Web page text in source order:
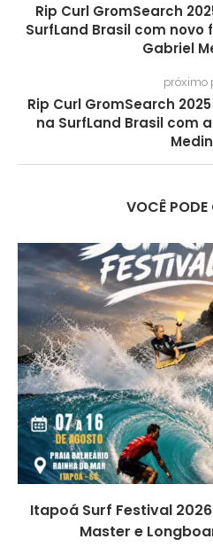
Rip Curl GromSearch
SurfLand Brasil com
Gabriel
próximo
Rip Curl GromSearch
na SurfLand Brasil com
VOCÊ PODE
Itapoá Surf Festival
Master e